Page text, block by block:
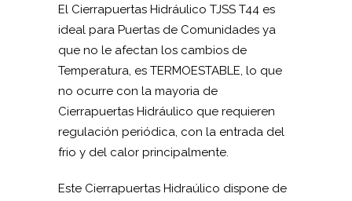
El Cierrapuertas Hidráulico TJSS T44 es
ideal para Puertas de Comunidades ya
que no le afectan los cambios de
Temperatura, es TERMOESTABLE, lo que
no ocurre con la mayoria de
Cierrapuertas Hidráulico que requieren
regulación periódica, con la entrada del
frio y del calor principalmente.
Este Cierrapuertas Hidraúlico dispone de